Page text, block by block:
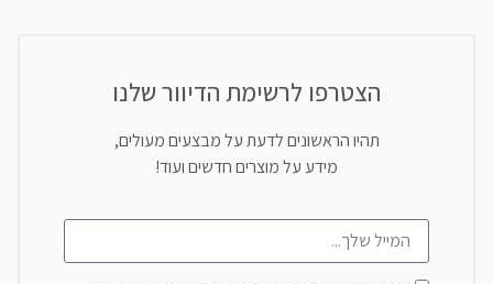
הצטרפו לרשימת הדיוור שלנו
תהיו הראשונים לדעת על מבצעים מעולים,
מידע על מוצרים חדשים ועוד!